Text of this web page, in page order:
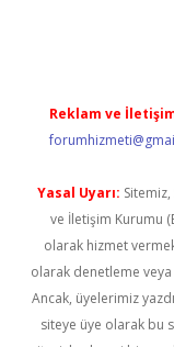
Reklam ve
Yasal Uyarı:
ve İletişim Kurumu
olarak hizmet
olarak denetleme
Ancak, üyelerimiz
siteye üye olarak bu